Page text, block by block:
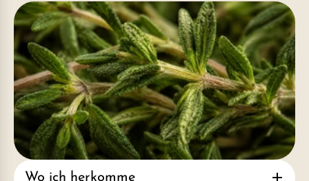
Wo ich herkomme